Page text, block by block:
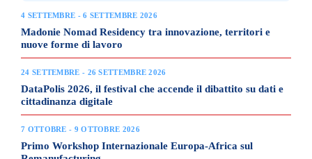
4 SETTEMBRE - 6 SETTEMBRE 2026
Madonie Nomad Residency tra innovazione, territori e
nuove forme di lavoro
24 SETTEMBRE - 26 SETTEMBRE 2026
DataPolis 2026, il festival che accende il dibattito su dati e
cittadinanza digitale
7 OTTOBRE - 9 OTTOBRE 2026
Primo Workshop Internazionale Europa-Africa sul